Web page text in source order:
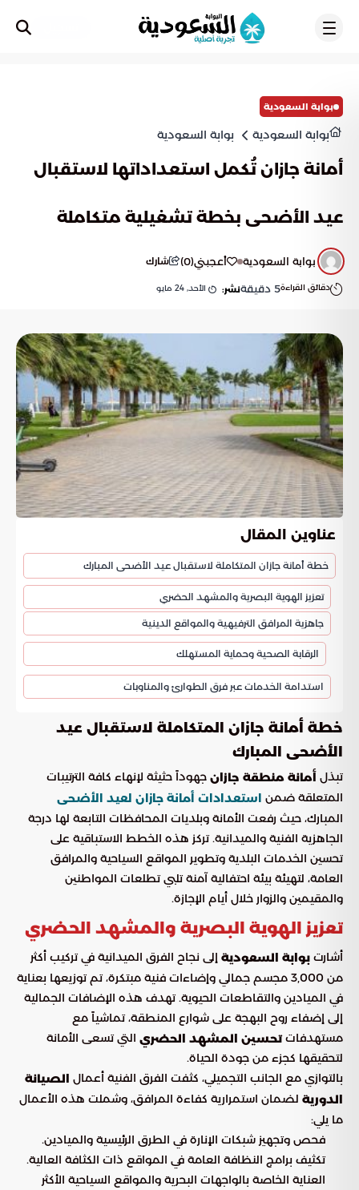
بوابة السعودية
بوابة السعودية بوابة السعودية
أمانة جازان تُكمل استعداداتها لاستقبال
عيد الأضحى بخطة تشغيلية متكاملة
بوابة السعودية أعجبني(
0
) شارك
دقائق القراءة5 دقيقةنشر: الأحد, 24 مايو
عناوين المقال
خطة أمانة جازان المتكاملة لاستقبال عيد الأضحى المبارك
تعزيز الهوية البصرية والمشهد الحضري
جاهزية المرافق الترفيهية والمواقع الدينية
الرقابة الصحية وحماية المستهلك
استدامة الخدمات عبر فرق الطوارئ والمناوبات
خطة أمانة جازان المتكاملة لاستقبال عيد
الأضحى المبارك
تبذل أمانة منطقة جازان جهوداً حثيثة لإنهاء كافة الترتيبات
المتعلقة ضمن استعدادات أمانة جازان لعيد الأضحى
المبارك، حيث رفعت الأمانة وبلديات المحافظات التابعة لها درجة
الجاهزية الفنية والميدانية. تركز هذه الخطط الاستباقية على
تحسين الخدمات البلدية وتطوير المواقع السياحية والمرافق
العامة، لتهيئة بيئة احتفالية آمنة تلبي تطلعات المواطنين
والمقيمين والزوار خلال أيام الإجازة.
تعزيز الهوية البصرية والمشهد الحضري
أشارت بوابة السعودية إلى نجاح الفرق الميدانية في تركيب أكثر
من 3,000 مجسم جمالي وإضاءات فنية مبتكرة، تم توزيعها بعناية
في الميادين والتقاطعات الحيوية. تهدف هذه الإضافات الجمالية
إلى إضفاء روح البهجة على شوارع المنطقة، تماشياً مع
مستهدفاتتحسين المشهد الحضري التي تسعى الأمانة
لتحقيقها كجزء من جودة الحياة.
بالتوازي مع الجانب التجميلي، كثفت الفرق الفنية أعمال الصيانة
الدورية لضمان استمرارية كفاءة المرافق، وشملت هذه الأعمال
ما يلي:
فحص وتجهيز شبكات الإنارة في الطرق الرئيسية والميادين.
تكثيف برامج النظافة العامة في المواقع ذات الكثافة العالية.
العناية الخاصة بالواجهات البحرية والمواقع السياحية الأكثر